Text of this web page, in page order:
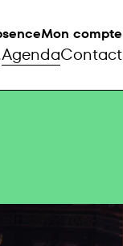
Mon compte
AgendaContact